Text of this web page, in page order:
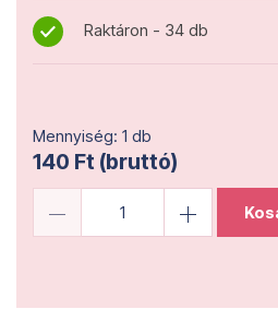
Raktáron - 34 db
Mennyiség: 1 db
140 Ft (bruttó)